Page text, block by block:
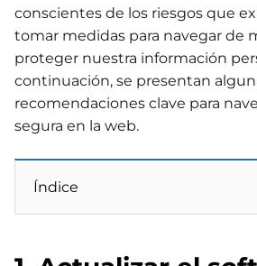
conscientes de los riesgos que
tomar medidas para navegar de
proteger nuestra información
continuación, se presentan
recomendaciones clave para
segura en la web.
Índice